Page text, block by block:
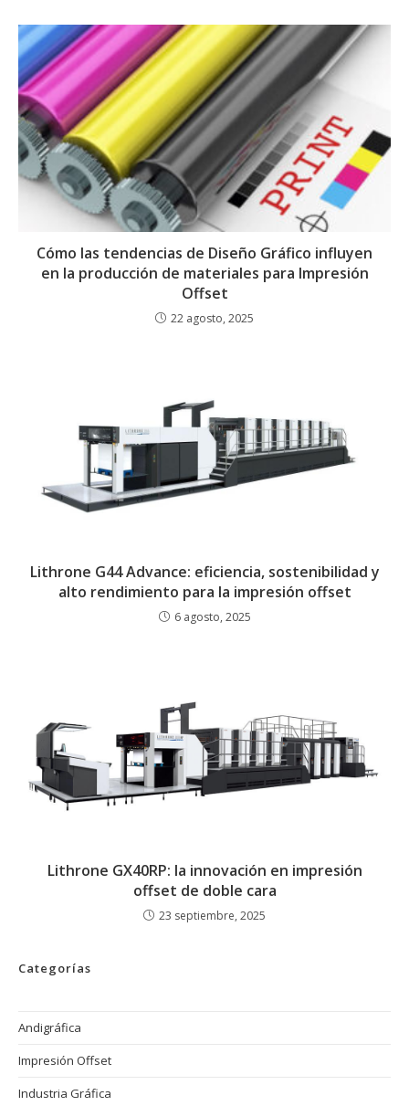
Cómo las tendencias de Diseño Gráfico influyen
en la producción de materiales para Impresión
Offset
22 agosto, 2025
Lithrone G44 Advance: eficiencia, sostenibilidad y
alto rendimiento para la impresión offset
6 agosto, 2025
Lithrone GX40RP: la innovación en impresión
offset de doble cara
23 septiembre, 2025
Categorías
Andigráfica
Impresión Offset
Industria Gráfica